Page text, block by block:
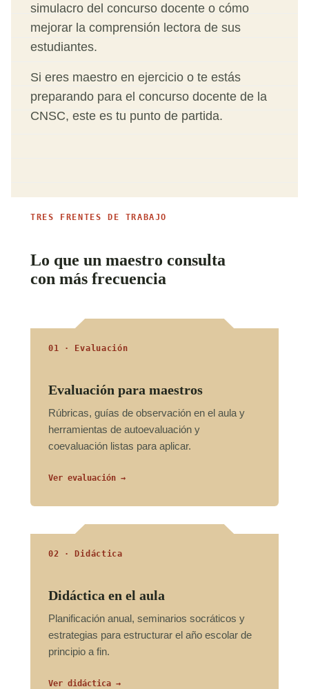
simulacro del concurso docente o cómo
mejorar la comprensión lectora de sus
estudiantes.
Si eres maestro en ejercicio o te estás
preparando para el concurso docente de la
CNSC, este es tu punto de partida.
TRES FRENTES DE TRABAJO
Lo que un maestro consulta
con más frecuencia
01 · Evaluación
Evaluación para maestros
Rúbricas, guías de observación en el aula y
herramientas de autoevaluación y
coevaluación listas para aplicar.
Ver evaluación →
02 · Didáctica
Didáctica en el aula
Planificación anual, seminarios socráticos y
estrategias para estructurar el año escolar de
principio a fin.
Ver didáctica →